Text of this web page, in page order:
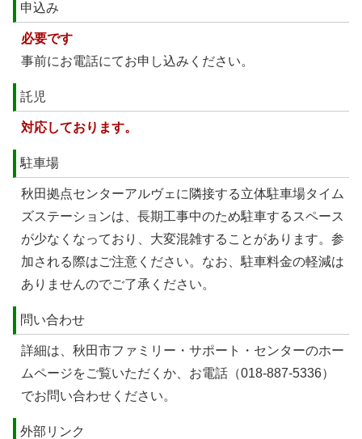
申込み
必要です
事前にお電話にてお申し込みください。
託児
対応しております。
駐車場
秋⽥拠点センターアルヴェに隣接する⽴体駐⾞場タイム
ズステーションは、⻑期⼯事中のため駐⾞するスペース
が少なくなっており、⼤変混雑することがあります。参
加される際はご注意ください。なお、駐⾞料金の軽減は
ありませんのでご了承ください。
問い合わせ
詳細は、秋田市ファミリー・サポート・センターのホー
ムページをご覧いただくか、お電話（018-887-5336）
でお問い合わせください。
外部リンク